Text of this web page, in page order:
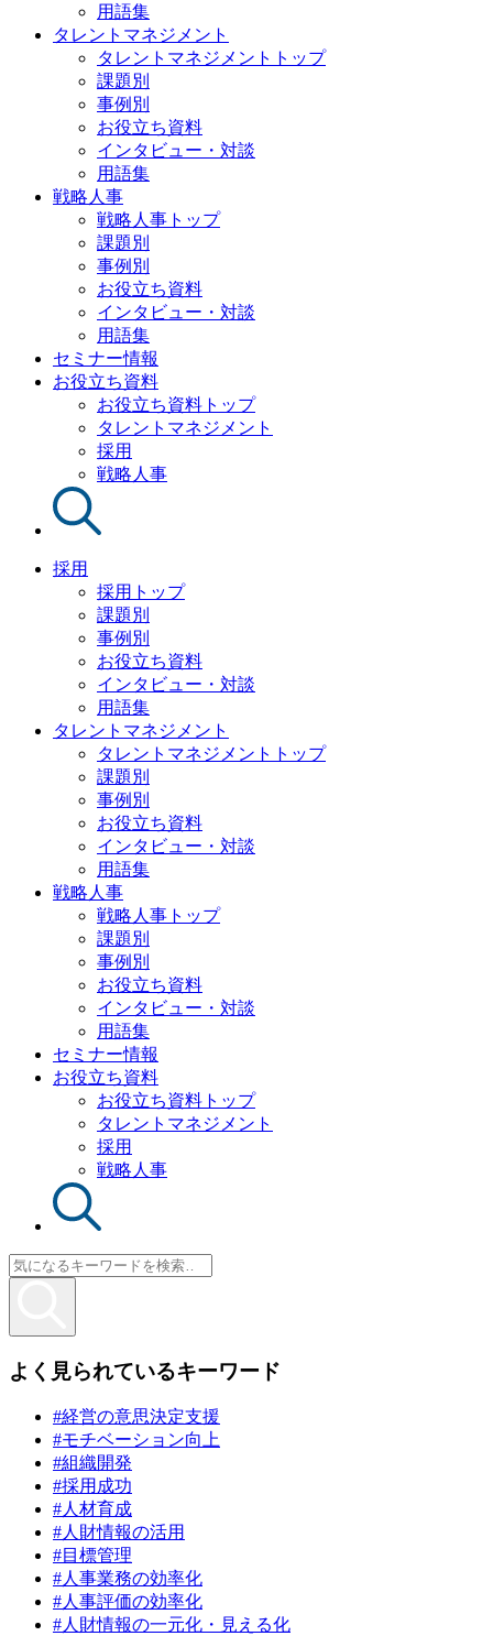
用語集
タレントマネジメント
タレントマネジメントトップ
課題別
事例別
お役立ち資料
インタビュー・対談
用語集
戦略人事
戦略人事トップ
課題別
事例別
お役立ち資料
インタビュー・対談
用語集
セミナー情報
お役立ち資料
お役立ち資料トップ
タレントマネジメント
採用
戦略人事
採用
採用トップ
課題別
事例別
お役立ち資料
インタビュー・対談
用語集
タレントマネジメント
タレントマネジメントトップ
課題別
事例別
お役立ち資料
インタビュー・対談
用語集
戦略人事
戦略人事トップ
課題別
事例別
お役立ち資料
インタビュー・対談
用語集
セミナー情報
お役立ち資料
お役立ち資料トップ
タレントマネジメント
採用
戦略人事
よく見られているキーワード
#経営の意思決定支援
#モチベーション向上
#組織開発
#採用成功
#人材育成
#人財情報の活用
#目標管理
#人事業務の効率化
#人事評価の効率化
#人財情報の一元化・見える化